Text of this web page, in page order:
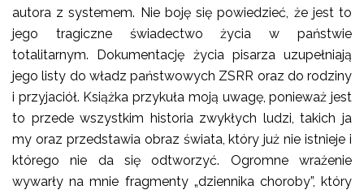
autora z systemem. Nie boję się powiedzieć, że jest to
jego tragiczne świadectwo życia w państwie
totalitarnym. Dokumentację życia pisarza uzupełniają
jego listy do władz państwowych ZSRR oraz do rodziny
i przyjaciół. Książka przykuła moją uwagę, ponieważ jest
to przede wszystkim historia zwykłych ludzi, takich ja
my oraz przedstawia obraz świata, który już nie istnieje i
którego nie da się odtworzyć. Ogromne wrażenie
wywarły na mnie fragmenty „dziennika choroby”, który